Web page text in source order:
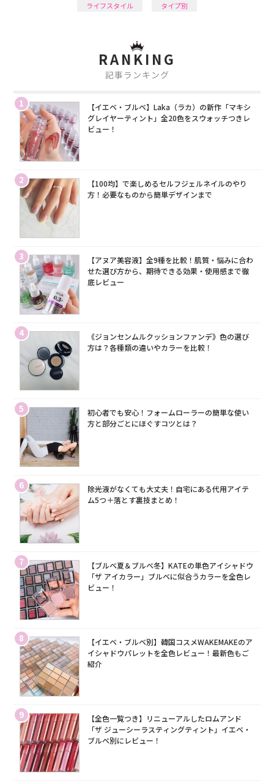
ライフスタイル
タイプ別
RANKING
記事ランキング
1
【イエベ・ブルベ】Laka（ラカ）の新作「マキシ
グレイヤーティント」全20色をスウォッチつきレ
ビュー！
2
【100均】で楽しめるセルフジェルネイルのやり
方！必要なものから簡単デザインまで
3
【アヌア美容液】全9種を比較！肌質・悩みに合わ
せた選び方から、期待できる効果・使用感まで徹
底レビュー
4
《ジョンセンムルクッションファンデ》色の選び
方は？各種類の違いやカラーを比較！
5
初心者でも安心！フォームローラーの簡単な使い
方と部分ごとにほぐすコツとは？
6
除光液がなくても大丈夫！自宅にある代用アイテ
ム5つ＋落とす裏技まとめ！
7
【ブルベ夏＆ブルベ冬】KATEの単色アイシャドウ
「ザ アイカラー」ブルベに似合うカラーを全色レ
ビュー！
8
【イエベ・ブルベ別】韓国コスメWAKEMAKEのア
イシャドウパレットを全色レビュー！最新色もご
紹介
9
【全色一覧つき】リニューアルしたロムアンド
「ザ ジューシーラスティングティント」イエベ・
ブルベ別にレビュー！